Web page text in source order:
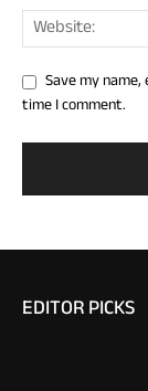
Save my
time I comment.
EDITOR PICKS